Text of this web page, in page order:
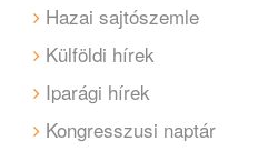
Hazai sajtószemle
Külföldi hírek
Iparági hírek
Kongresszusi naptár